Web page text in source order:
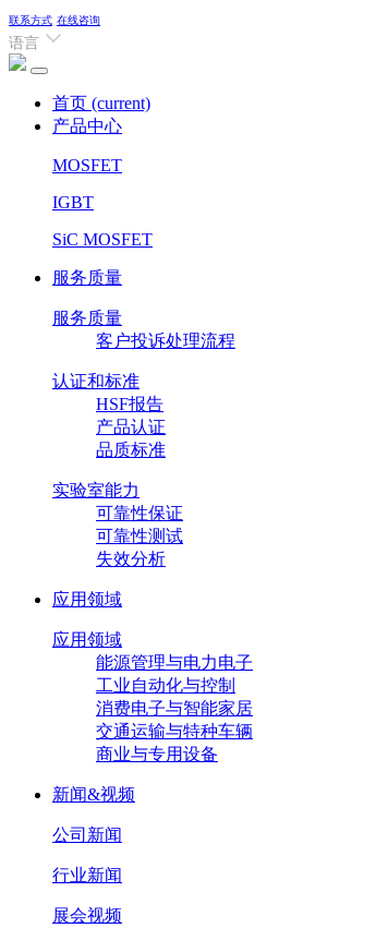
联系方式 在线咨询
语言
首页 (current)
产品中心
MOSFET
IGBT
SiC MOSFET
服务质量
服务质量
客户投诉处理流程
认证和标准
HSF报告
产品认证
品质标准
实验室能力
可靠性保证
可靠性测试
失效分析
应用领域
应用领域
能源管理与电力电子
工业自动化与控制
消费电子与智能家居
交通运输与特种车辆
商业与专用设备
新闻&视频
公司新闻
行业新闻
展会视频